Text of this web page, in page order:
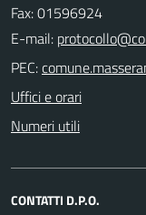
Fax: 01596924
E-mail:
PEC:
Uffici e orari
Numeri utili
CONTATTI D.P.O.